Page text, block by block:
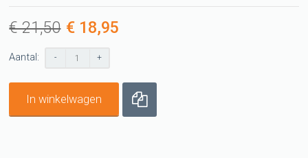
€ 21,50 € 18,95
Aantal: - +
In winkelwagen